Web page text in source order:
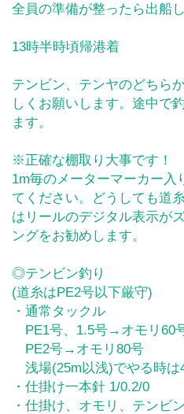
全員の準備が整ったら出船し
13時半時頃帰港着
テンビン、テンヤのどちら
しくお願いします。途中で
ます。
※正確な棚取り大事です！
1m毎のメーターマーカー入
てください。どうしても道
はリールのデジタル表示が
ングをお勧めします。
◎テンビン釣り
(道糸はPE2号以下厳守)
・通常タックル
PE1号、1.5号→オモリ60
PE2号→オモリ80号
浅場(25m以浅)でやる時は
・仕掛け一本針 1/0.2/0
・仕掛け、オモリ、テンビ